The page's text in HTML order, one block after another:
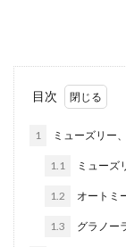
目次
1 ミューズリー
1.1 ミューズ
1.2 オートミ
1.3 グラノー